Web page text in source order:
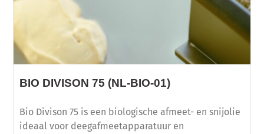
BIO DIVISON 75 (NL-BIO-01)
Bio Divison 75 is een biologische afmeet- en snijolie
ideaal voor deegafmeetapparatuur en